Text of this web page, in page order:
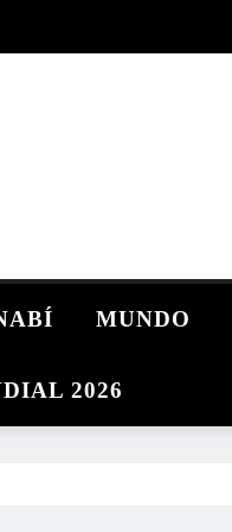
MUNDO
2026